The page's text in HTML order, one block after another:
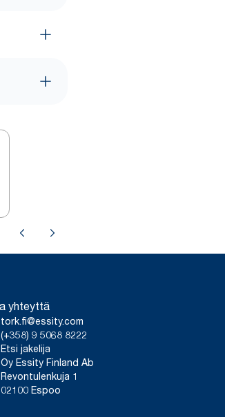
yhteyttä
tork.fi@essity.com
(+358) 9 5068 8222
Etsi jakelija
Oy Essity Finland Ab
Revontulenkuja 1
02100 Espoo